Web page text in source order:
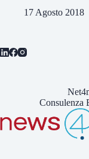
17 Agosto 2018
Consulenza